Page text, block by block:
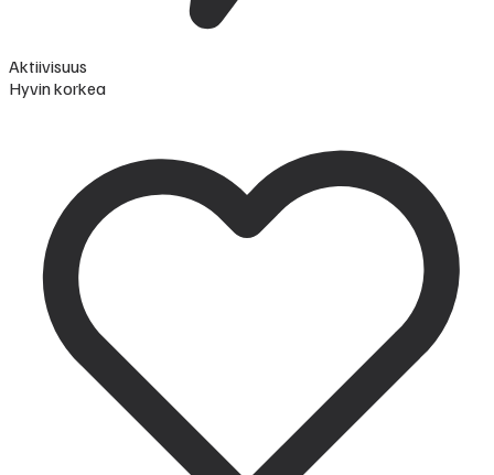
Aktiivisuus
Hyvin korkea